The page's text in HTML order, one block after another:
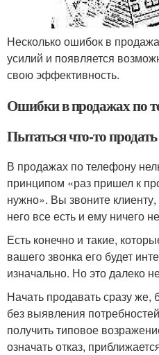
Несколько ошибок в
усилий и появляется
свою эффективность.
Ошибки в продажах по
Пытаться что-то
В продажах по телефону
принципом «раз пришел к
нужно». Вы звоните клиенту,
него все есть и ему ничего
Есть конечно и такие,
вашего звонка его будет
изначально. Но это далеко
Начать продавать сразу же,
без выявления
получить типовое
означать отказ,